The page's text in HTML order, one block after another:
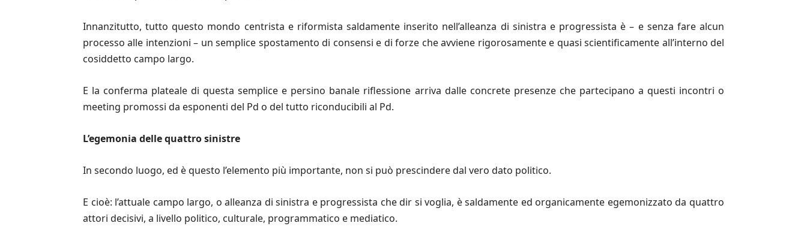
Innanzitutto, tutto questo mondo centrista e riformista saldamente inserito nell’alleanza di sinistra e progressista è – e senza fare alcun
processo alle intenzioni – un semplice spostamento di consensi e di forze che avviene rigorosamente e quasi scientificamente all’interno del
cosiddetto campo largo.
E la conferma plateale di questa semplice e persino banale riflessione arriva dalle concrete presenze che partecipano a questi incontri o
meeting promossi da esponenti del Pd o del tutto riconducibili al Pd.
L’egemonia delle quattro sinistre
In secondo luogo, ed è questo l’elemento più importante, non si può prescindere dal vero dato politico.
E cioè: l’attuale campo largo, o alleanza di sinistra e progressista che dir si voglia, è saldamente ed organicamente egemonizzato da quattro
attori decisivi, a livello politico, culturale, programmatico e mediatico.